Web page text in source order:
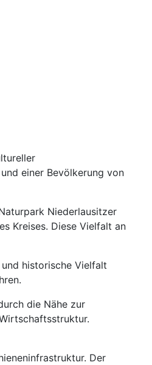
einer Bevölkerung von
Niederlausitzer
Kreises. Diese Vielfalt an
historische Vielfalt
die Nähe zur
Der